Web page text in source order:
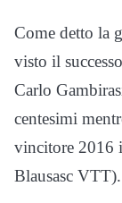
Come detto la
visto il
Carlo
centesimi
vincitore 2016
Blausasc VTT).